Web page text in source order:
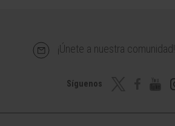
¡Únete a nuestra comunidad!
Síguenos